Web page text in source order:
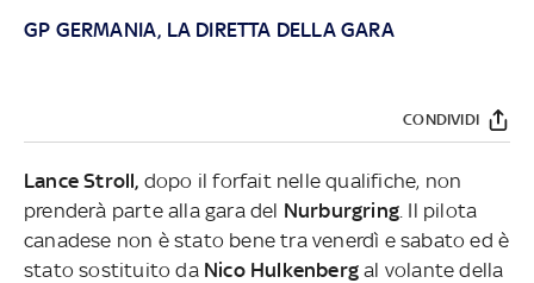
GP GERMANIA, LA DIRETTA DELLA GARA
CONDIVIDI
Lance Stroll, dopo il forfait nelle qualifiche, non
prenderà parte alla gara del Nurburgring . Il pilota
canadese non è stato bene tra venerdì e sabato ed è
stato sostituito da Nico Hulkenbergal volante della